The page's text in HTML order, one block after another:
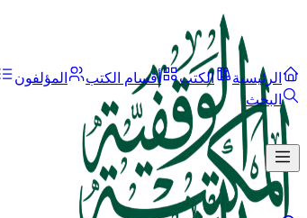
الرئيسية الكتب أقسام الكتب المؤلفون
البحث